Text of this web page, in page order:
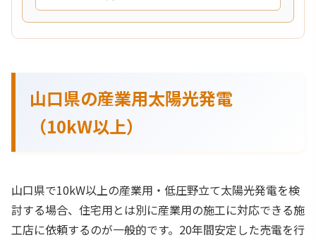
山口県の産業用太陽光発電
（10kW以上）
山口県で10kW以上の産業用・低圧野立て太陽光発電を検
討する場合、住宅用とは別に産業用の施工に対応できる施
工店に依頼するのが一般的です。20年間安定した売電を行